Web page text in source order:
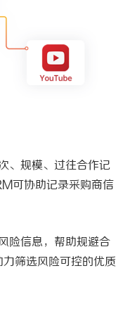
、规模、过往合作记
可协助记录采购商信
险信息，帮助规避合
筛选风险可控的优质